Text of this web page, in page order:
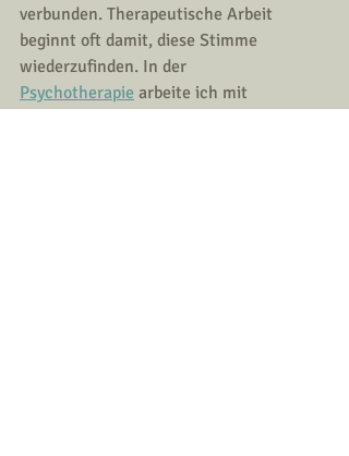
verbunden. Therapeutische Arbeit
beginnt oft damit, diese Stimme
wiederzufinden. In der
Psychotherapie arbeite ich mit